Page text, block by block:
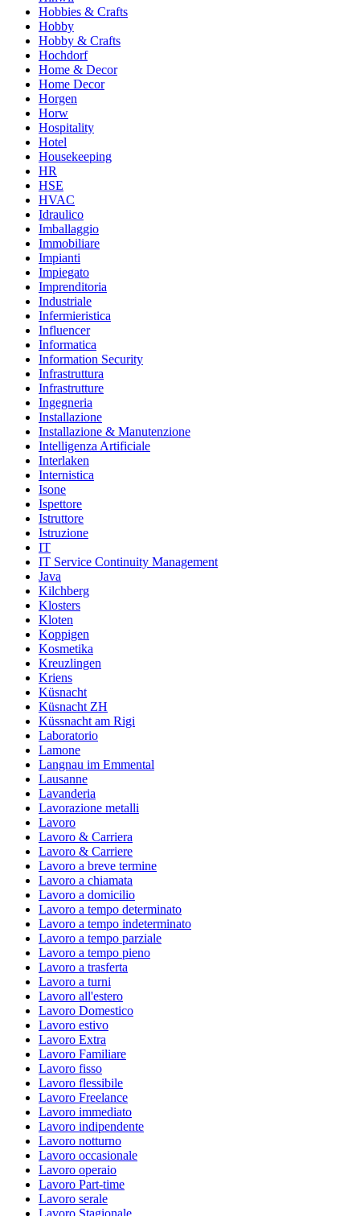
Hobbies & Crafts
Hobby
Hobby & Crafts
Hochdorf
Home & Decor
Home Decor
Horgen
Horw
Hospitality
Hotel
Housekeeping
HR
HSE
HVAC
Idraulico
Imballaggio
Immobiliare
Impianti
Impiegato
Imprenditoria
Industriale
Infermieristica
Influencer
Informatica
Information Security
Infrastruttura
Infrastrutture
Ingegneria
Installazione
Installazione & Manutenzione
Intelligenza Artificiale
Interlaken
Internistica
Isone
Ispettore
Istruttore
Istruzione
IT
IT Service Continuity Management
Java
Kilchberg
Klosters
Kloten
Koppigen
Kosmetika
Kreuzlingen
Kriens
Küsnacht
Küsnacht ZH
Küssnacht am Rigi
Laboratorio
Lamone
Langnau im Emmental
Lausanne
Lavanderia
Lavorazione metalli
Lavoro
Lavoro & Carriera
Lavoro & Carriere
Lavoro a breve termine
Lavoro a chiamata
Lavoro a domicilio
Lavoro a tempo determinato
Lavoro a tempo indeterminato
Lavoro a tempo parziale
Lavoro a tempo pieno
Lavoro a trasferta
Lavoro a turni
Lavoro all'estero
Lavoro Domestico
Lavoro estivo
Lavoro Extra
Lavoro Familiare
Lavoro fisso
Lavoro flessibile
Lavoro Freelance
Lavoro immediato
Lavoro indipendente
Lavoro notturno
Lavoro occasionale
Lavoro operaio
Lavoro Part-time
Lavoro serale